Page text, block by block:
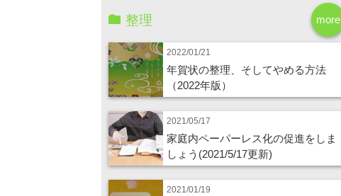
more
整理
2022/01/21
年賀状の整理、そしてやめる方法
（2022年版）
2021/05/17
家庭内ペーパーレス化の促進をしま
しょう(2021/5/17更新)
2021/01/19